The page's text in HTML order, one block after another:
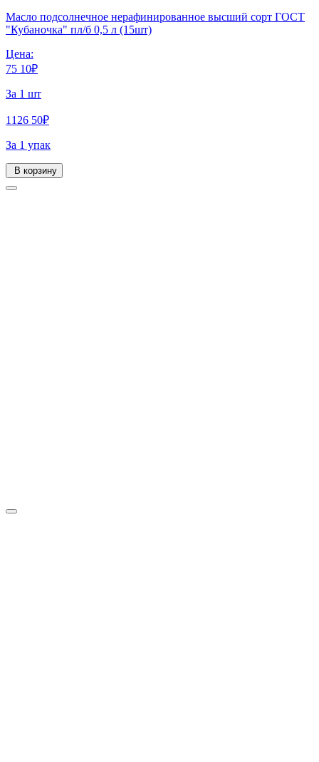
Масло подсолнечное нерафинированное высший сорт ГОСТ
"Кубаночка" пл/б 0,5 л (15шт)
Цена:
75 10₽
За 1 шт
1126 50₽
За 1 упак
В корзину